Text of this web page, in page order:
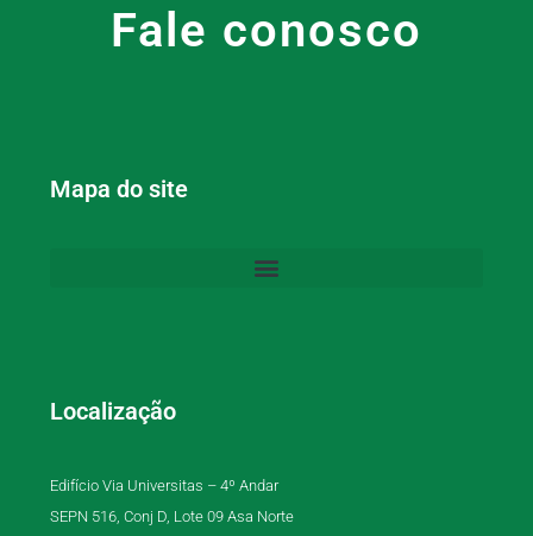
Fale conosco
Mapa do site
Localização
Edifício Via Universitas – 4º Andar
SEPN 516, Conj D, Lote 09 Asa Norte